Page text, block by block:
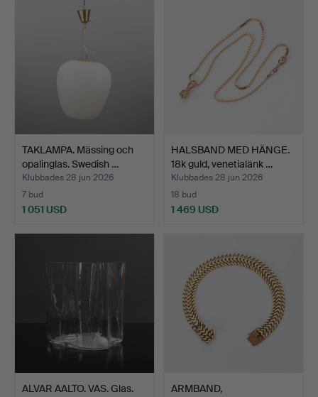
TAKLAMPA. Mässing och
opalinglas. Swedish …
Klubbades 28 jun 2026
7 bud
1 051 USD
HALSBAND MED HÄNGE.
18k guld, venetialänk …
Klubbades 28 jun 2026
18 bud
1 469 USD
ALVAR AALTO. VAS. Glas.
ARMBAND,